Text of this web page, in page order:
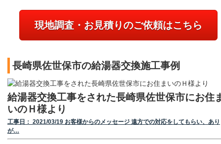
現地調査・お見積りのご依頼はこちら
長崎県佐世保市の給湯器交換施工事例
給湯器交換工事をされた長崎県佐世保市にお住
いのＨ様より
工事日： 2021/03/19 お客様からのメッセージ 遠方での対応をしてもらい、あり
が…